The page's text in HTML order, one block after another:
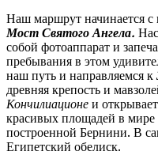
Наш маршрут начинается с
Мост Святого Ангела.
собой фотоаппарат и
пребывания в этом
наш путь и направляемся к
древняя крепость и
Кончилиационе и
красивых площадей в мире
построенной Бернини. В
Египетский обелиск.